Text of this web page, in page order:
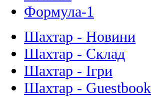
Формула-1
Шахтар - Новини
Шахтар - Склад
Шахтар - Ігри
Шахтар - Guestbook